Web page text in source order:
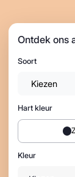
Ontdek ons
Soort
Kiezen
Hart kleur
Kleur